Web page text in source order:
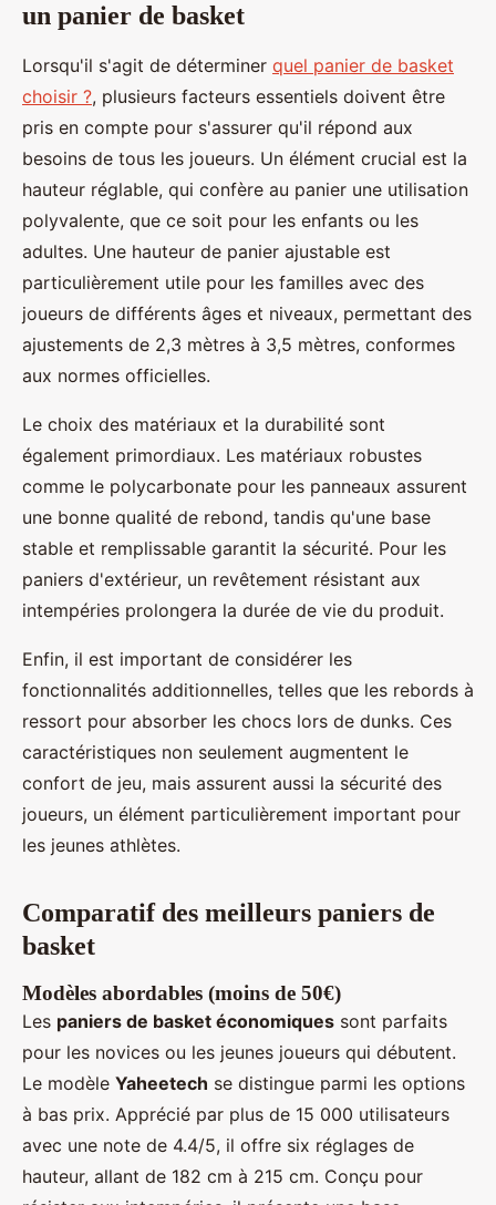
un panier de basket
Lorsqu'il s'agit de déterminer quel panier de basket
choisir ?, plusieurs facteurs essentiels doivent être
pris en compte pour s'assurer qu'il répond aux
besoins de tous les joueurs. Un élément crucial est la
hauteur réglable, qui confère au panier une utilisation
polyvalente, que ce soit pour les enfants ou les
adultes. Une hauteur de panier ajustable est
particulièrement utile pour les familles avec des
joueurs de différents âges et niveaux, permettant des
ajustements de 2,3 mètres à 3,5 mètres, conformes
aux normes officielles.
Le choix des matériaux et la durabilité sont
également primordiaux. Les matériaux robustes
comme le polycarbonate pour les panneaux assurent
une bonne qualité de rebond, tandis qu'une base
stable et remplissable garantit la sécurité. Pour les
paniers d'extérieur, un revêtement résistant aux
intempéries prolongera la durée de vie du produit.
Enfin, il est important de considérer les
fonctionnalités additionnelles, telles que les rebords à
ressort pour absorber les chocs lors de dunks. Ces
caractéristiques non seulement augmentent le
confort de jeu, mais assurent aussi la sécurité des
joueurs, un élément particulièrement important pour
les jeunes athlètes.
Comparatif des meilleurs paniers de
basket
Modèles abordables (moins de 50€)
Les paniers de basket économiques sont parfaits
pour les novices ou les jeunes joueurs qui débutent.
Le modèle Yaheetech se distingue parmi les options
à bas prix. Apprécié par plus de 15 000 utilisateurs
avec une note de 4.4/5, il offre six réglages de
hauteur, allant de 182 cm à 215 cm. Conçu pour